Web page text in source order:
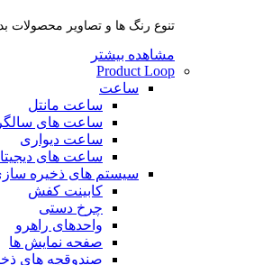
تنوع رنگ ها و تصاویر محصولات
مشاهده بیشتر
Product Loop
ساعت
ساعت مانتل
ساعت های
ساعت دیواری
ساعت های
سیستم های ذخیره
کابینت کفش
چرخ دستی
واحدهای راهرو
صفحه نمایش ها
صندوقچه های